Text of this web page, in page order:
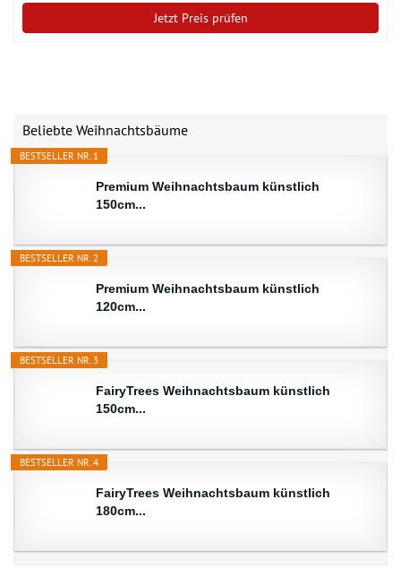
Künstlicher Premium Voll-PE Christbaum
Jetzt Preis prüfen
Beliebte Weihnachtsbäume
BESTSELLER NR. 1
Premium Weihnachtsbaum künstlich
150cm...
BESTSELLER NR. 2
Premium Weihnachtsbaum künstlich
120cm...
BESTSELLER NR. 3
FairyTrees Weihnachtsbaum künstlich
150cm...
BESTSELLER NR. 4
FairyTrees Weihnachtsbaum künstlich
180cm...